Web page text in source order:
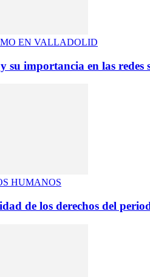
EN VALLADOLID
su importancia en las redes
HUMANOS
de los derechos del